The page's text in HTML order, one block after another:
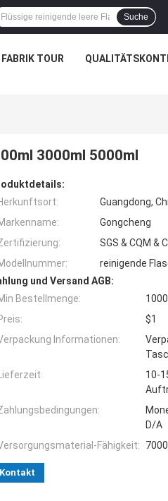
Suche
FABRIK TOUR
3000ml 5000ml
Guangdong,
Gongcheng
SGS & CQM &
reinigende
und Versand AGB:
Bestellmenge:
$1
Informationen:
10-
D/A
Fähigkeit:
Kontakt